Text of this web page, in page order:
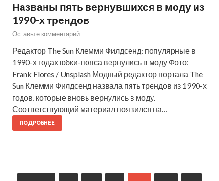
Названы пять вернувшихся в моду из
1990-х трендов
Оставьте комментарий
Редактор The Sun Клемми Филдсенд: популярные в
1990-х годах юбки-пояса вернулись в моду Фото:
Frank Flores / Unsplash Модный редактор портала The
Sun Клемми Филдсенд назвала пять трендов из 1990-х
годов, которые вновь вернулись в моду.
Соответствующий материал появился на…
ПОДРОБНЕЕ